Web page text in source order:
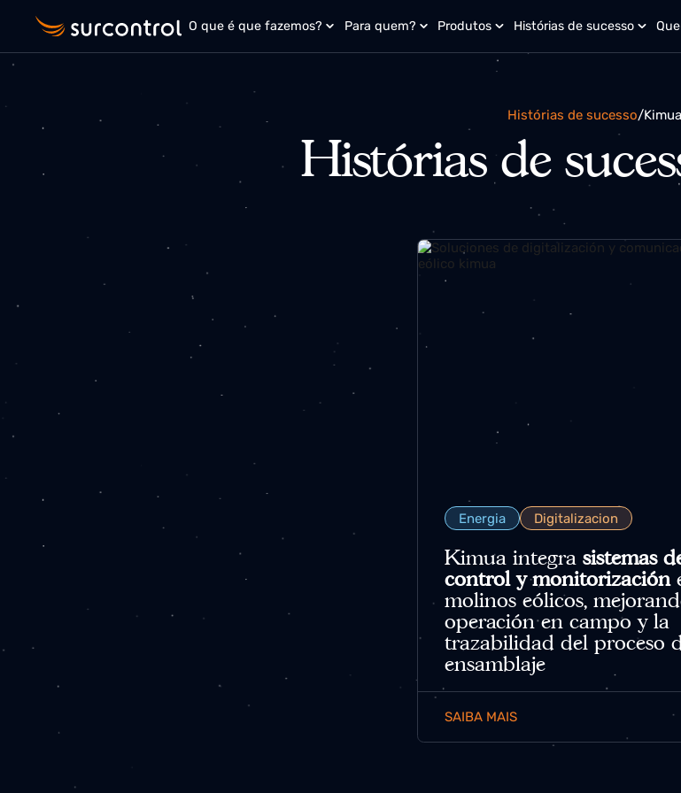
O que é que fazemos? Para quem? Produtos Histórias de sucesso
Histórias de sucesso/
Histórias de
Energia Digitalizacion
Kimua integra
control y
molinos eólicos,
operación en campo
trazabilidad del
ensamblaje